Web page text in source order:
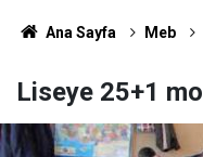
Ana Sayfa Meb
Liseye 25+1